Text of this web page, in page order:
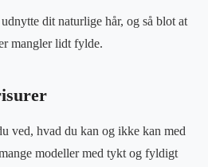
dit naturlige hår, og så blot at
mangler lidt fylde.
ved, hvad du kan og ikke kan med
modeller med tykt og fyldigt